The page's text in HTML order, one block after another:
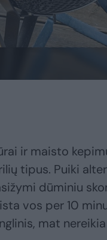
ir maisto
tipus. Puiki
dūminiu
vos per 10
mat